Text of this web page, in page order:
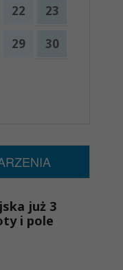
22 23
29 30
już 3
i pole